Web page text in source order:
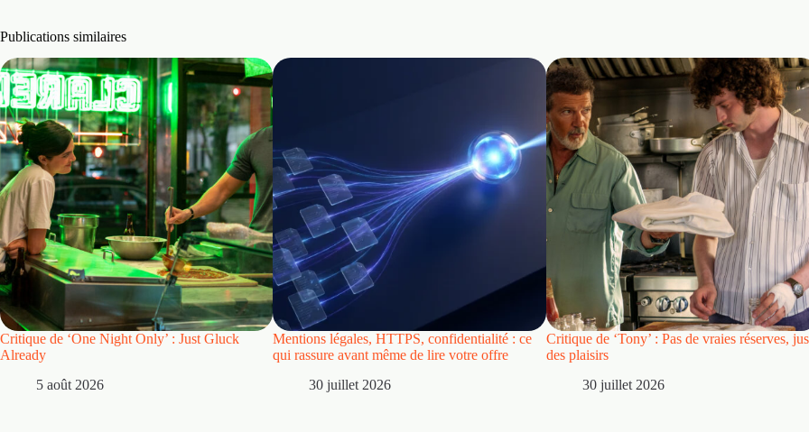
Publications similaires
Critique de ‘One Night Only’ : Just Gluck
Already
5 août 2026
Mentions légales, HTTPS, confidentialité : ce
qui rassure avant même de lire votre offre
30 juillet 2026
Critique de ‘Tony’ : Pas de vraies réserves,
des plaisirs
30 juillet 2026